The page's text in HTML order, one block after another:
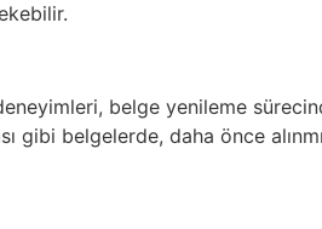
belge yenileme
gibi belgelerde, daha önce